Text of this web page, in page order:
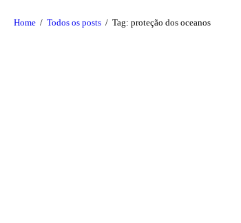
Home Todos os posts Tag: proteção dos oceanos